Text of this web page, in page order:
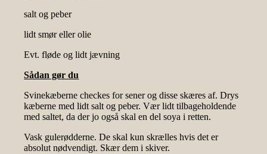
salt og peber
lidt smør eller olie
Evt. fløde og lidt jævning
Sådan gør du
Svinekæberne checkes for sener og disse skæres af. Drys
kæberne med lidt salt og peber. Vær lidt tilbageholdende
med saltet, da der jo også skal en del soya i retten.
Vask gulerødderne. De skal kun skrælles hvis det er
absolut nødvendigt. Skær dem i skiver.